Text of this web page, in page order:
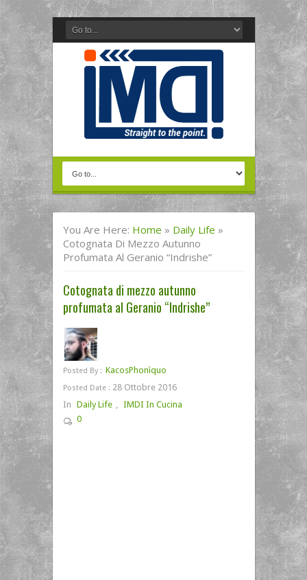
You Are Here: Home » Daily Life »
Cotognata Di Mezzo Autunno
Profumata Al Geranio “Indrishe”
Cotognata di mezzo autunno
profumata al Geranio “Indrishe”
Posted By : KacosPhonìquo
Posted Date : 28 Ottobre 2016
In Daily Life , IMDI In Cucina
0